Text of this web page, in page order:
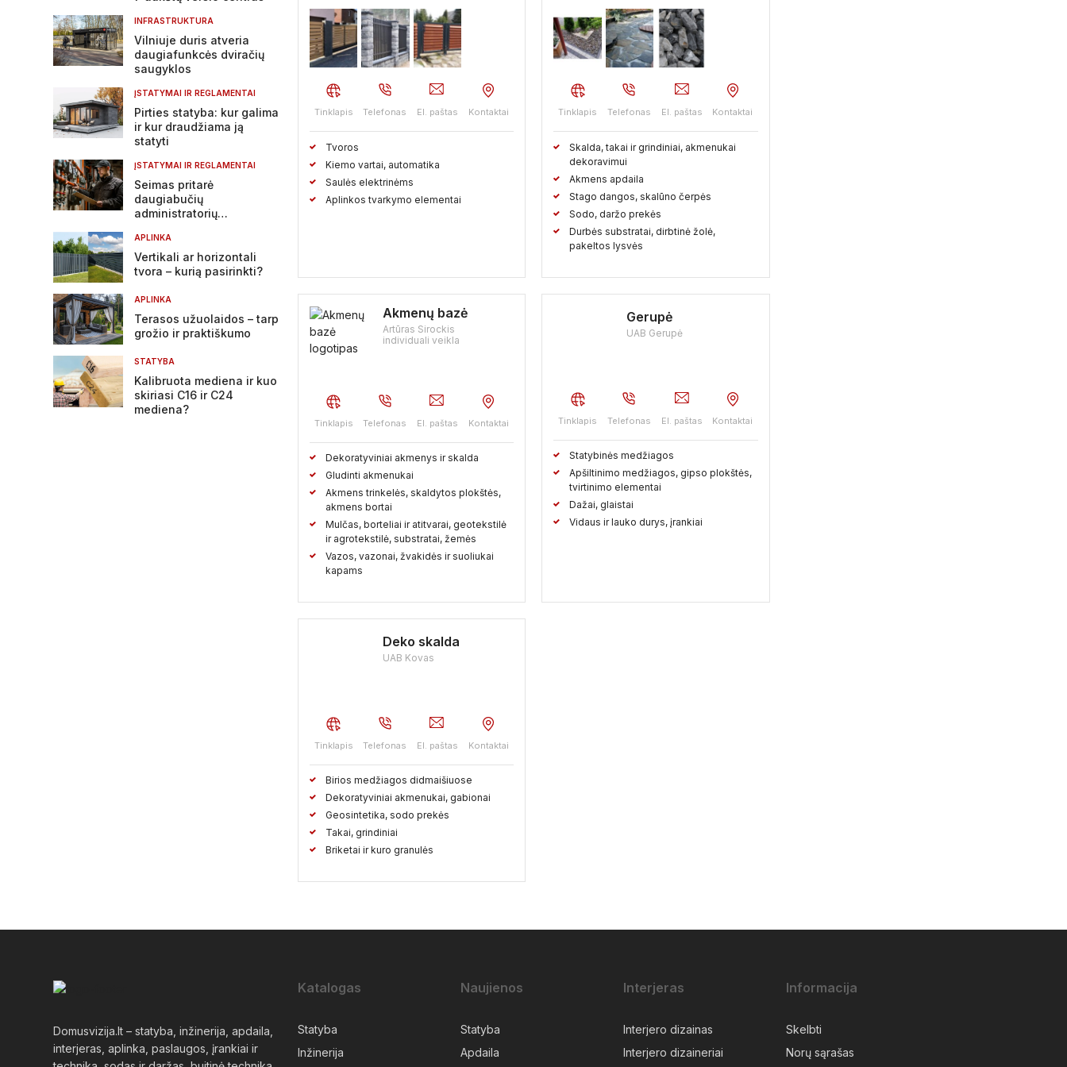
INFRASTRUKTURA
Vilniuje duris atveria
daugiafunkcės dviračių
saugyklos
ĮSTATYMAI IR REGLAMENTAI
Pirties statyba: kur galima
ir kur draudžiama ją
statyti
ĮSTATYMAI IR REGLAMENTAI
Seimas pritarė
daugiabučių
administratorių
APLINKA
Vertikali ar horizontali
tvora – kurią pasirinkti?
APLINKA
Terasos užuolaidos – tarp
grožio ir praktiškumo
STATYBA
Kalibruota mediena ir kuo
skiriasi C16 ir C24
mediena?
Tinklapis Telefonas El. paštas Kontaktai
Tvoros
Kiemo vartai, automatika
Saulės elektrinėms
Aplinkos tvarkymo elementai
Tinklapis Telefonas El. paštas Kontaktai
Skalda, takai ir grindiniai, akmenukai
dekoravimui
Akmens apdaila
Stago dangos, skalūno čerpės
Sodo, daržo prekės
Durbės substratai, dirbtinė žolė,
pakeltos lysvės
Akmenų bazė
Artūras Sirockis
individuali veikla
Tinklapis Telefonas El. paštas Kontaktai
Dekoratyviniai akmenys ir skalda
Gludinti akmenukai
Akmens trinkelės, skaldytos plokštės,
akmens bortai
Mulčas, borteliai ir atitvarai, geotekstilė
ir agrotekstilė, substratai, žemės
Vazos, vazonai, žvakidės ir suoliukai
kapams
Gerupė
UAB Gerupė
Tinklapis Telefonas El. paštas Kontaktai
Statybinės medžiagos
Apšiltinimo medžiagos, gipso plokštės,
tvirtinimo elementai
Dažai, glaistai
Vidaus ir lauko durys, įrankiai
Deko skalda
UAB Kovas
Tinklapis Telefonas El. paštas Kontaktai
Birios medžiagos didmaišiuose
Dekoratyviniai akmenukai, gabionai
Geosintetika, sodo prekės
Takai, grindiniai
Briketai ir kuro granulės
Domusvizija.lt – statyba, inžinerija, apdaila,
interjeras, aplinka, paslaugos, įrankiai ir
Katalogas
Statyba
Inžinerija
Naujienos
Statyba
Apdaila
Interjeras
Interjero dizainas
Interjero dizaineriai
Informacija
Skelbti
Norų sąrašas